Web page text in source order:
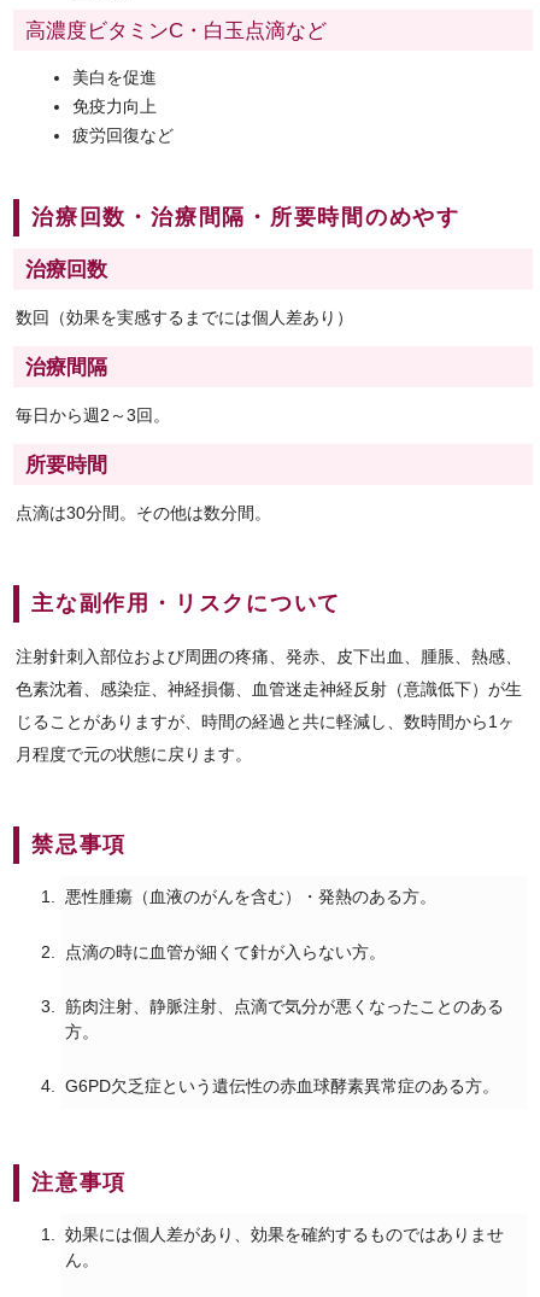
高濃度ビタミンC・白玉点滴など
美白を促進
免疫力向上
疲労回復など
治療回数・治療間隔・所要時間のめやす
治療回数
数回（効果を実感するまでには個人差あり）
治療間隔
毎日から週2～3回。
所要時間
点滴は30分間。その他は数分間。
主な副作用・リスクについて
注射針刺入部位および周囲の疼痛、発赤、皮下出血、腫脹、熱感、
色素沈着、感染症、神経損傷、血管迷走神経反射（意識低下）が生
じることがありますが、時間の経過と共に軽減し、数時間から1ヶ
月程度で元の状態に戻ります。
禁忌事項
悪性腫瘍（血液のがんを含む）・発熱のある方。
点滴の時に血管が細くて針が入らない方。
筋肉注射、静脈注射、点滴で気分が悪くなったことのある
方。
G6PD欠乏症という遺伝性の赤血球酵素異常症のある方。
注意事項
効果には個人差があり、効果を確約するものではありませ
ん。